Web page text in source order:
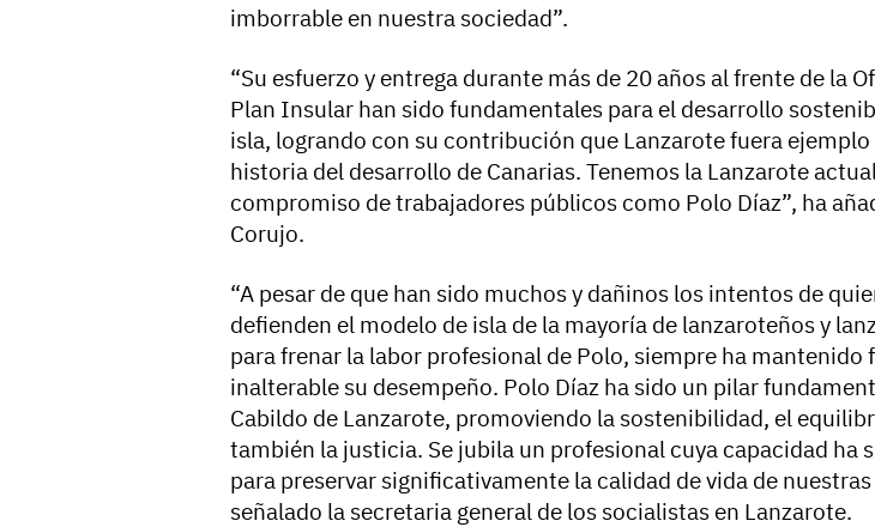
imborrable en nuestra sociedad”.
“Su esfuerzo y entrega durante más de 20 años al frente de la
Plan Insular han sido fundamentales para el desarrollo
isla, logrando con su contribución que Lanzarote fuera ejemplo
historia del desarrollo de Canarias. Tenemos la Lanzarote
compromiso de trabajadores públicos como Polo Díaz”, ha
Corujo.
“A pesar de que han sido muchos y dañinos los intentos de
defienden el modelo de isla de la mayoría de lanzaroteños y
para frenar la labor profesional de Polo, siempre ha mantenido
inalterable su desempeño. Polo Díaz ha sido un pilar
Cabildo de Lanzarote, promoviendo la sostenibilidad, el
también la justicia. Se jubila un profesional cuya capacidad ha
para preservar significativamente la calidad de vida de nuestras
señalado la secretaria general de los socialistas en Lanzarote.